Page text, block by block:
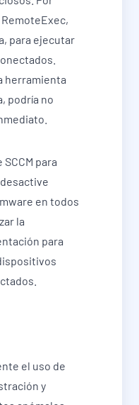
para ejecutar
herramienta
podría no
para
en todos
la
para
el uso de
y